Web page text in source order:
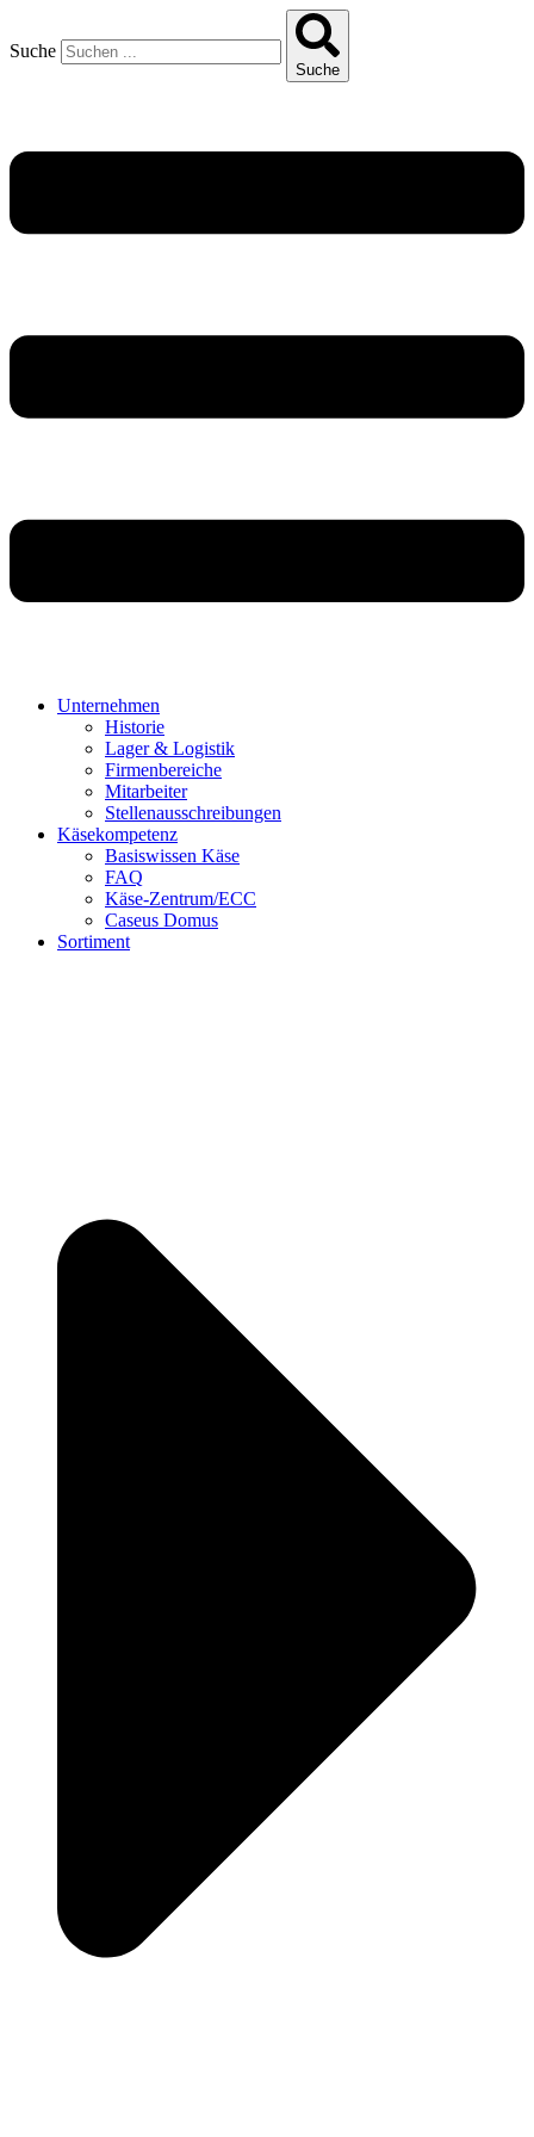
Suche
Suche
Unternehmen
Historie
Lager & Logistik
Firmenbereiche
Mitarbeiter
Stellenausschreibungen
Käsekompetenz
Basiswissen Käse
FAQ
Käse-Zentrum/ECC
Caseus Domus
Sortiment